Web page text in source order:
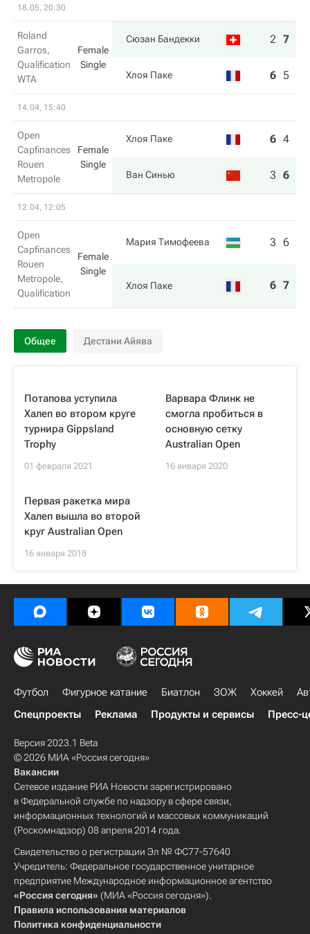
18.05, 20:30
Roland
Garros,
Qualification
WTA
Female
Single
Сюзан Бандекки 2 7
Хлоя Паке 6 5
14.04, 15:40
Open
Capfinances
Rouen
Metropole
Female
Single
Хлоя Паке 6 4
Ван Синью 3 6
12.04, 12:05
Open
Capfinances
Rouen
Metropole,
Qualification
Female
Single
Мария Тимофеева 3 6
Хлоя Паке 6 7
Общее Дестани Айява
Потапова уступила
Халеп во втором круге
турнира Gippsland
Trophy
01 февраля 2021
Варвара Флинк не
смогла пробиться в
основную сетку
Australian Open
16 января 2020
Первая ракетка мира
Халеп вышла во второй
круг Australian Open
16 января 2018
Футбол Фигурное катание Биатлон ЗОЖ Хоккей
Спецпроекты
Реклама Продукты и сервисы Пресс-
Версия 2023.1 Beta
© 2026 МИА «Россия сегодня»
Вакансии
Сетевое издание РИА Новости зарегистрировано
в Федеральной службе по надзору в сфере связи,
информационных технологий и массовых коммуникаций
(Роскомнадзор) 08 апреля 2014 года.
Свидетельство о регистрации Эл № ФС77-57640
Учредитель: Федеральное государственное унитарное
предприятие Международное информационное агентство
«Россия сегодня» (МИА «Россия сегодня»).
Правила использования материалов
Политика конфиденциальности